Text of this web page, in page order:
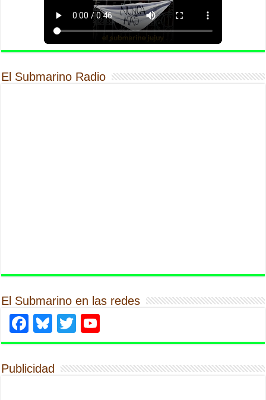
El Submarino Radio
El Submarino en las redes
Facebook
Bluesky
Twitter
Publicidad